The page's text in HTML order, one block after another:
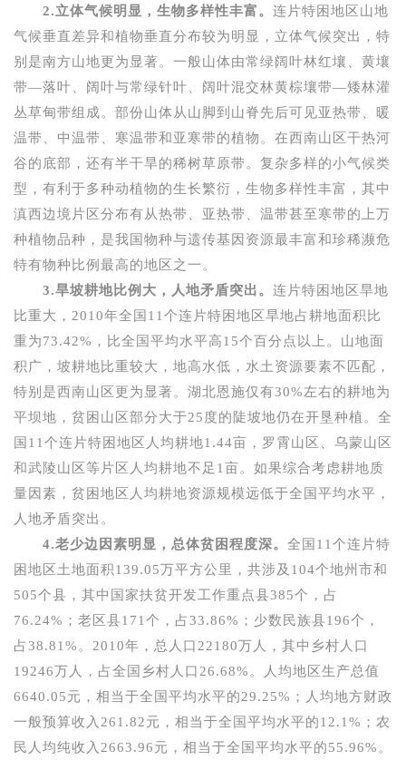
2.立体气候明显，生物多样性丰富。 连片特困地区山地
气候垂直差异和植物垂直分布较为明显，立体气候突出，特
别是南方山地更为显著。一般山体由常绿阔叶林红壤、黄壤
带—落叶、阔叶与常绿针叶、阔叶混交林黄棕壤带—矮林灌
丛草甸带组成。部份山体从山脚到山脊先后可见亚热带、暖
温带、中温带、寒温带和亚寒带的植物。在西南山区干热河
谷的底部，还有半干旱的稀树草原带。复杂多样的小气候类
型，有利于多种动植物的生长繁衍，生物多样性丰富，其中
滇西边境片区分布有从热带、亚热带、温带甚至寒带的上万
种植物品种，是我国物种与遗传基因资源最丰富和珍稀濒危
特有物种比例最高的地区之一。
3.旱坡耕地比例大，人地矛盾突出。 连片特困地区旱地
比重大， 2010年全国 11 个连片特困地区旱地占耕地面积比
重为73.42% ，比全国平均水平高15个百分点以上。山地面
积广，坡耕地比重较大，地高水低，水土资源要素不匹配，
特别是西南山区更为显著。湖北恩施仅有30%左右的耕地为
平坝地，贫困山区部分大于25 度的陡坡地仍在开垦种植。全
国 11 个连片特困地区人均耕地1.44亩，罗霄山区、乌蒙山区
和武陵山区等片区人均耕地不足 1 亩。如果综合考虑耕地质
量因素，贫困地区人均耕地资源规模远低于全国平均水平，
人地矛盾突出。
4.老少边因素明显，总体贫困程度深。 全国 11 个连片特
困地区土地面积139.05万平方公里，共涉及 104个地州市和
505个县，其中国家扶贫开发工作重点县385个，占
76.24% ；老区县171 个，占33.86% ；少数民族县196个，
占38.81% 。 2010年，总人口 22180万人，其中乡村人口
19246万人，占全国乡村人口 26.68% 。人均地区生产总值
6640.05元，相当于全国平均水平的29.25% ；人均地方财政
一般预算收入 261.82元，相当于全国平均水平的12.1% ；农
民人均纯收入 2663.96元，相当于全国平均水平的55.96% 。